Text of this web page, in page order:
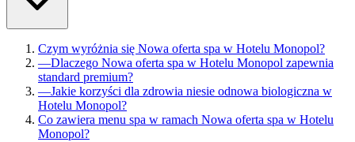
Czym wyróżnia się Nowa oferta spa w Hotelu Monopol?
—Dlaczego Nowa oferta spa w Hotelu Monopol zapewnia
standard premium?
—Jakie korzyści dla zdrowia niesie odnowa biologiczna w
Hotelu Monopol?
Co zawiera menu spa w ramach Nowa oferta spa w Hotelu
Monopol?